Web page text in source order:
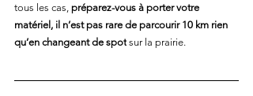
tous les cas, préparez-vous à porter votre
matériel, il n’est pas rare de parcourir 10 km rien
qu’en changeant de spot sur la prairie.